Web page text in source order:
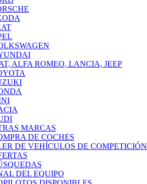
ALFA ROMEO, LANCIA, JEEP
MARCAS
DE COCHES
DE VEHÍCULOS DE COMPETICIÓN
DEL EQUIPO